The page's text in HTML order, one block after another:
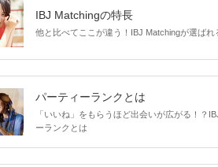
IBJ Matchingの特長
他と比べてここが違う！IBJ Matchingが選ばれ
パーティーランクとは
「いいね」をもらうほど出会いが広がる！？
ーランクとは